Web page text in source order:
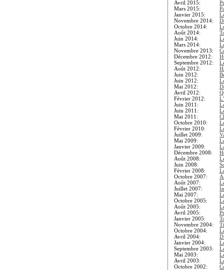
Avril 2015:
Mars 2015:
Janvier 2015:
Novembre 2014:
Octobre 2014:
Août 2014:
Juin 2014:
Mars 2014:
Novembre 2013:
Décembre 2012:
Septembre 2012:
Août 2012:
Juin 2012:
Juin 2012:
Mai 2012:
Avril 2012:
Février 2012:
Juin 2011:
Juin 2011:
Mai 2011:
Octobre 2010:
Février 2010:
Juillet 2009:
Mai 2009:
Janvier 2009:
Décembre 2008:
Août 2008:
Juin 2008:
Février 2008:
Octobre 2007:
Août 2007:
Juillet 2007:
Mai 2007:
Octobre 2005:
Août 2005:
Avril 2005:
Janvier 2005:
Novembre 2004:
Octobre 2004:
Avril 2004:
Janvier 2004:
Septembre 2003:
Mai 2003:
Avril 2003:
Octobre 2002: